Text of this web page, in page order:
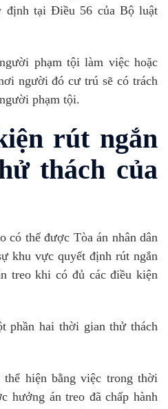
định tại Điều 56 của Bộ luật
phạm tội làm việc hoặc
người đó cư trú sẽ có trách
phạm tội.
rút ngắn
thách của
có thể được Tòa án nhân dân
khu vực quyết định rút ngắn
treo khi có đủ các điều kiện
phần hai thời gian thử thách
hiện bằng việc trong thời
hưởng án treo đã chấp hành